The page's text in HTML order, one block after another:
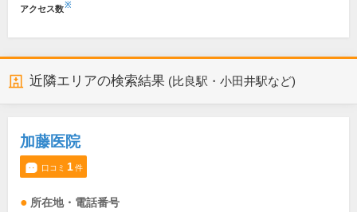
アクセス数※
近隣エリアの検索結果 (比良駅・小田井駅など)
加藤医院
口コミ 1件
所在地・電話番号